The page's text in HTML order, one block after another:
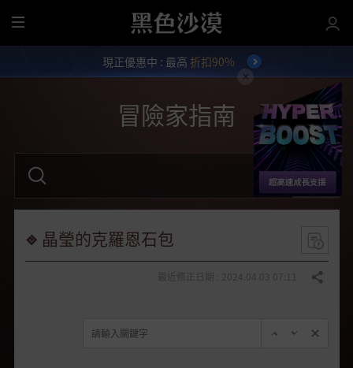
全
部
單
現正優惠中 : 最高 折扣90%
冒險家指南
關
鍵
晶瑩的克羅恩石包
分享